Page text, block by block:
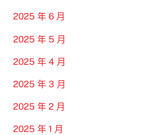
2025 年 6 月
2025 年 5 月
2025 年 4 月
2025 年 3 月
2025 年 2 月
2025 年 1 月